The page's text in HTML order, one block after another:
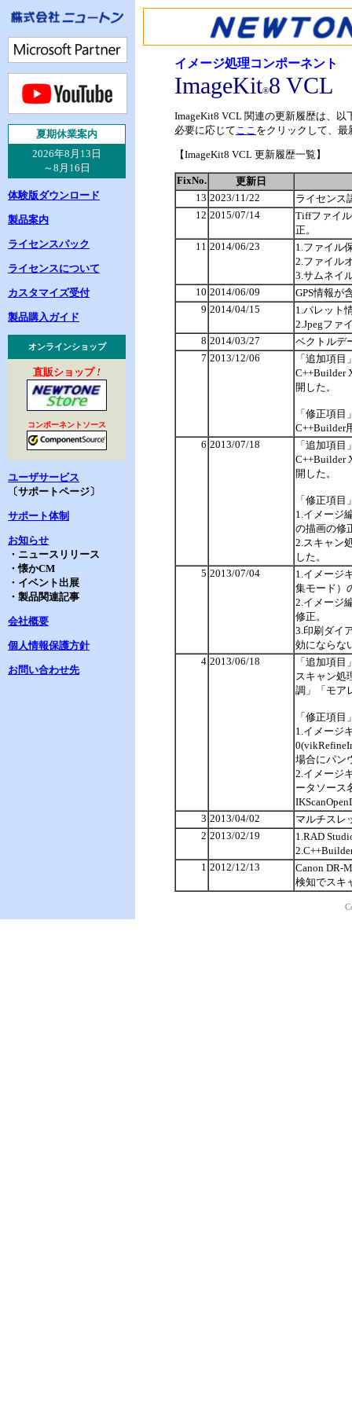
夏期休業案内
2026年8月13日
～8月16日
体験版ダウンロード
製品案内
ライセンスパック
ライセンスについて
カスタマイズ受付
製品購入ガイド
オンラインショップ
直販ショップ!
コンポーネントソース
ユーザサービス
〔サポートページ〕
サポート体制
お知らせ
・ニュースリリース
・懐かCM
・イベント出展
・製品関連記事
会社概要
個人情報保護方針
お問い合わせ先
イメージ処理コンポーネント
ImageKit®8 VCL
ImageKit8 VCL 関連の更新履歴は、以
必要に応じてここ をクリックして、
【ImageKit8 VCL 更新履歴一覧】
FixNo.
更新日
13 2023/11/22
ライセンス
12 2015/07/14
Tiffファイ
正。
11 2014/06/23
1.ファイル
2.ファイル
3.サムネイ
10 2014/06/09
GPS情報が
9 2014/04/15
1.パレット
2.Jpegファ
8 2014/03/27
ベクトルデ
7 2013/12/06
「追加項目
C++Builder
開した。
「修正項目
C++Builder
6 2013/07/18
「追加項目
C++Builder
開した。
「修正項目
1.イメージ
の描画の修
2.スキャン
した。
5 2013/07/04
1.イメージ
集モード）
2.イメージ
修正。
3.印刷ダイ
効にならな
4 2013/06/18
「追加項目
スキャン処
調」「モア
「修正項目
1.イメージ
場合にパン
2.イメージ
ータソース
3 2013/04/02
マルチスレ
2 2013/02/19
1.RAD
1 2012/12/13
Canon DR-
検知でスキ